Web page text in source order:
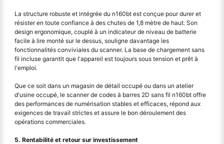
La structure robuste et intégrée du n160bt est conçue pour durer et
résister en toute confiance à des chutes de 1,8 mètre de haut. Son
design ergonomique, couplé à un indicateur de niveau de batterie
facile à lire monté sur le dessus, souligne davantage les
fonctionnalités conviviales du scanner. La base de chargement sans
fil incluse garantit que l'appareil est toujours sous tension et prêt à
l'emploi.
Que ce soit dans un magasin de détail occupé ou dans un atelier
d'usine occupé, le scanner de codes à barres 2D sans fil n160bt offre
des performances de numérisation stables et efficaces, répond aux
exigences de travail strictes et assure le bon déroulement des
opérations commerciales.
5. Rentabilité et retour sur investissement